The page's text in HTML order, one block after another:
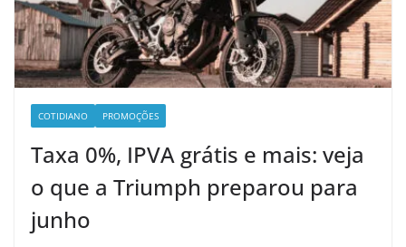
COTIDIANO PROMOÇÕES
Taxa 0%, IPVA grátis e mais: veja
o que a Triumph preparou para
junho